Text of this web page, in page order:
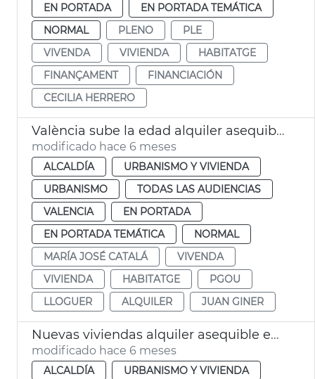
EN PORTADA
EN PORTADA TEMÁTICA
NORMAL
PLENO
PLE
VIVENDA
VIVIENDA
HABITATGE
FINANÇAMENT
FINANCIACIÓN
CECILIA HERRERO
València sube la edad alquiler asequible joven a los 45 años
modificado hace 6 meses
ALCALDÍA
URBANISMO Y VIVIENDA
URBANISMO
TODAS LAS AUDIENCIAS
VALENCIA
EN PORTADA
EN PORTADA TEMÁTICA
NORMAL
MARÍA JOSÉ CATALÁ
VIVENDA
VIVIENDA
HABITATGE
PGOU
LLOGUER
ALQUILER JUAN GINER
Nuevas viviendas alquiler asequible en La Punta València
modificado hace 6 meses
ALCALDÍA URBANISMO Y VIVIENDA